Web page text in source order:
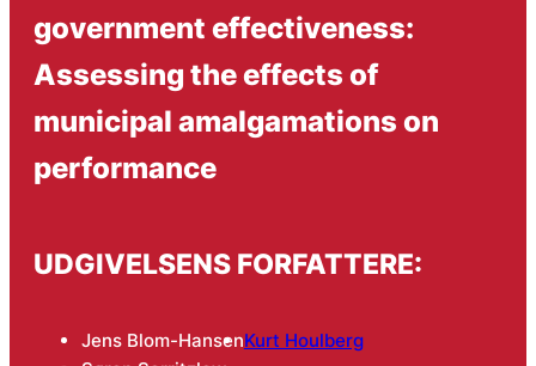
government effectiveness:
Assessing the effects of
municipal amalgamations on
performance
UDGIVELSENS FORFATTERE:
Jens Blom-HansenKurt Houlberg